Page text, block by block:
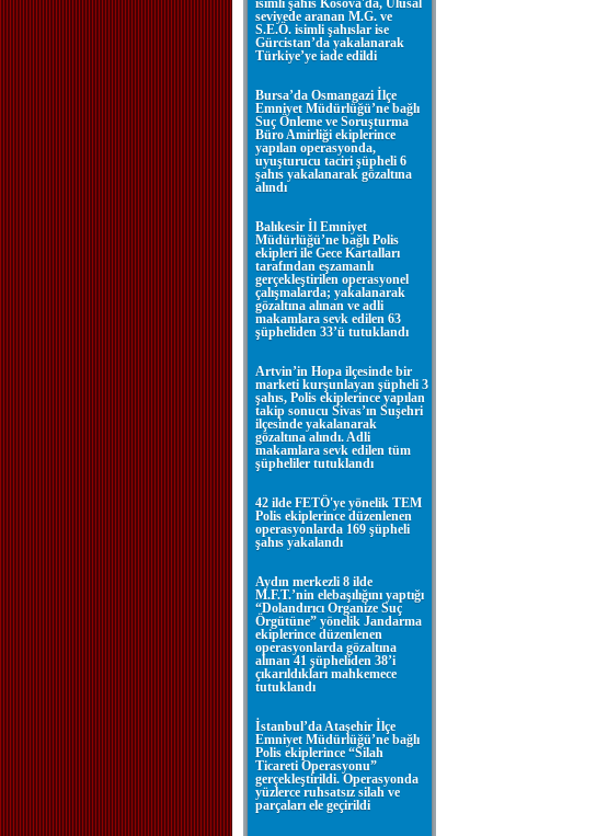
isimli şahıs Kosova'da, Ulusal
seviyede aranan M.G. ve
S.E.Ö. isimli şahıslar ise
Gürcistan’da yakalanarak
Türkiye’ye iade edildi
Bursa’da Osmangazi İlçe
Emniyet Müdürlüğü’ne bağlı
Suç Önleme ve Soruşturma
Büro Amirliği ekiplerince
yapılan operasyonda,
uyuşturucu taciri şüpheli 6
şahıs yakalanarak gözaltına
alındı
Balıkesir İl Emniyet
Müdürlüğü’ne bağlı Polis
ekipleri ile Gece Kartalları
tarafından eşzamanlı
gerçekleştirilen operasyonel
çalışmalarda; yakalanarak
gözaltına alınan ve adli
makamlara sevk edilen 63
şüpheliden 33’ü tutuklandı
Artvin’in Hopa ilçesinde bir
marketi kurşunlayan şüpheli 3
şahıs, Polis ekiplerince yapılan
takip sonucu Sivas’ın Suşehri
ilçesinde yakalanarak
gözaltına alındı. Adli
makamlara sevk edilen tüm
şüpheliler tutuklandı
42 ilde FETÖ'ye yönelik TEM
Polis ekiplerince düzenlenen
operasyonlarda 169 şüpheli
şahıs yakalandı
Aydın merkezli 8 ilde
M.F.T.’nin elebaşılığını yaptığı
“Dolandırıcı Organize Suç
Örgütüne” yönelik Jandarma
ekiplerince düzenlenen
operasyonlarda gözaltına
alınan 41 şüpheliden 38’i
çıkarıldıkları mahkemece
tutuklandı
İstanbul’da Ataşehir İlçe
Emniyet Müdürlüğü’ne bağlı
Polis ekiplerince “Silah
Ticareti Operasyonu”
gerçekleştirildi. Operasyonda
yüzlerce ruhsatsız silah ve
parçaları ele geçirildi